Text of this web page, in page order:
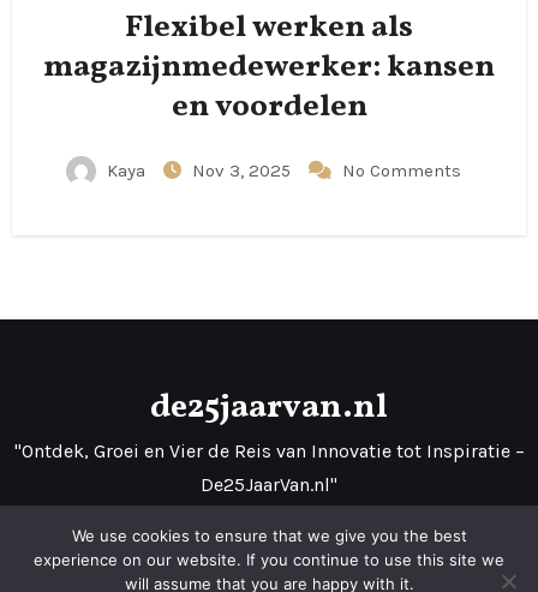
Flexibel werken als
magazijnmedewerker: kansen
en voordelen
Kaya Nov 3, 2025 No Comments
de25jaarvan.nl
"Ontdek, Groei en Vier de Reis van Innovatie tot Inspiratie –
De25JaarVan.nl"
Proudly powered by WordPress|Theme: Fameup by
We use cookies to ensure that we give you the best
experience on our website. If you continue to use this site we
will assume that you are happy with it.